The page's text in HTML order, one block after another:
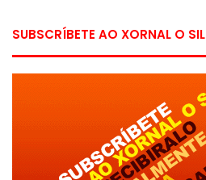
SUBSCRÍBETE AO XORNAL O SIL